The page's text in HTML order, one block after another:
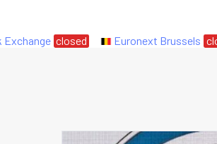
closed Euronext Brussels